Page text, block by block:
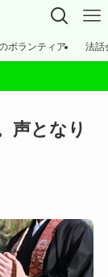
ボランティア 法話
声となり